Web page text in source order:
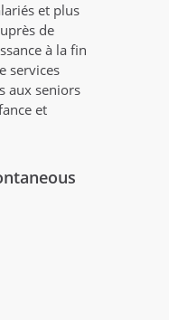
et plus
de
à la fin
services
aux seniors
et